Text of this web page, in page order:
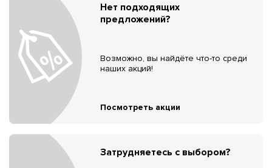
Нет подходящих
предложений?
Возможно, вы найдёте что-то среди
наших акций!
Посмотреть акции
Затрудняетесь с выбором?